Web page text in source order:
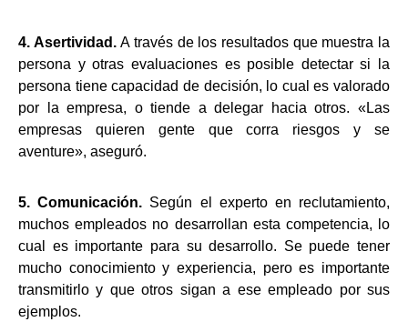
4. Asertividad.A través de los resultados que muestra la
persona y otras evaluaciones es posible detectar si la
persona tiene capacidad de decisión, lo cual es valorado
por la empresa, o tiende a delegar hacia otros. «Las
empresas quieren gente que corra riesgos y se
aventure», aseguró.
5. Comunicación. Según el experto en reclutamiento,
muchos empleados no desarrollan esta competencia, lo
cual es importante para su desarrollo. Se puede tener
mucho conocimiento y experiencia, pero es importante
transmitirlo y que otros sigan a ese empleado por sus
ejemplos.